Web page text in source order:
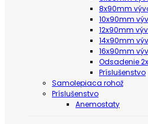
8x90mm
10x90mm
12x90mm
14x90mm
16x90mm
Odsadenie
Príslušenstvo
Samolepiaca rohož
Príslušenstvo
Anemostaty